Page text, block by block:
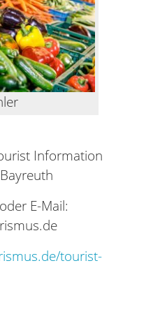
Information
E-Mail:
tourist-